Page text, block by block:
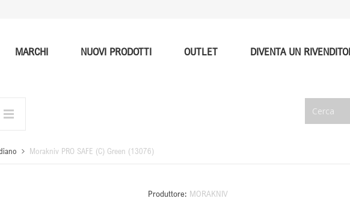
MARCHI NUOVI PRODOTTI OUTLET DIVENTA UN
Morakniv PRO SAFE (C) Green (13076)
Produttore: MORAKNIV